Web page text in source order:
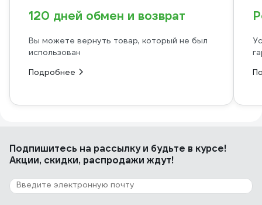
120 дней обмен и возврат
Вы можете вернуть товар, который не был
использован
Подробнее
Подпишитесь на рассылкуи будьте в курсе!
Акции, скидки, распродажи ждут!